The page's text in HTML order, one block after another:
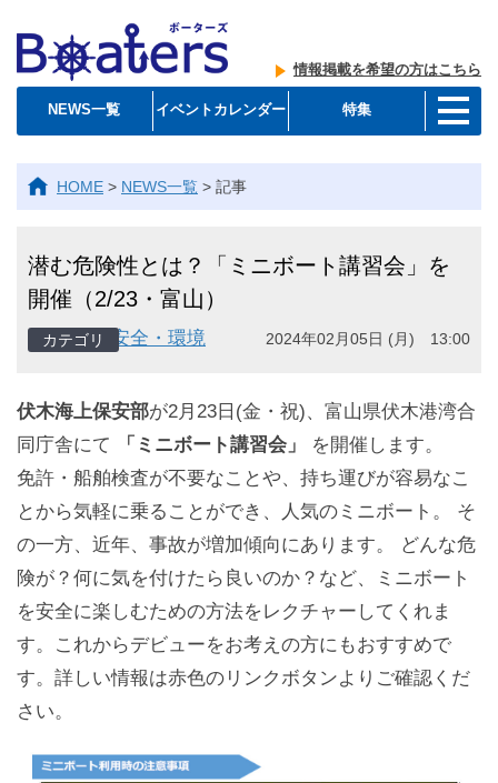
情報掲載を希望の方はこちら
NEWS一覧 イベントカレンダー 特集
HOME > NEWS一覧 > 記事
潜む危険性とは？「ミニボート講習会」を
開催（2/23・富山）
安全・環境 2024年02月05日 (月) 13:00
伏木海上保安部が2月23日(金・祝)、富山県伏木港湾合
同庁舎にて
「ミニボート講習会」
を開催します。
免許・船舶検査が不要なことや、持ち運びが容易なこ
とから気軽に乗ることができ、人気のミニボート。 そ
の一方、近年、事故が増加傾向にあります。 どんな危
険が？何に気を付けたら良いのか？など、ミニボート
を安全に楽しむための方法をレクチャーしてくれま
す。これからデビューをお考えの方にもおすすめで
す。詳しい情報は赤色のリンクボタンよりご確認くだ
さい。